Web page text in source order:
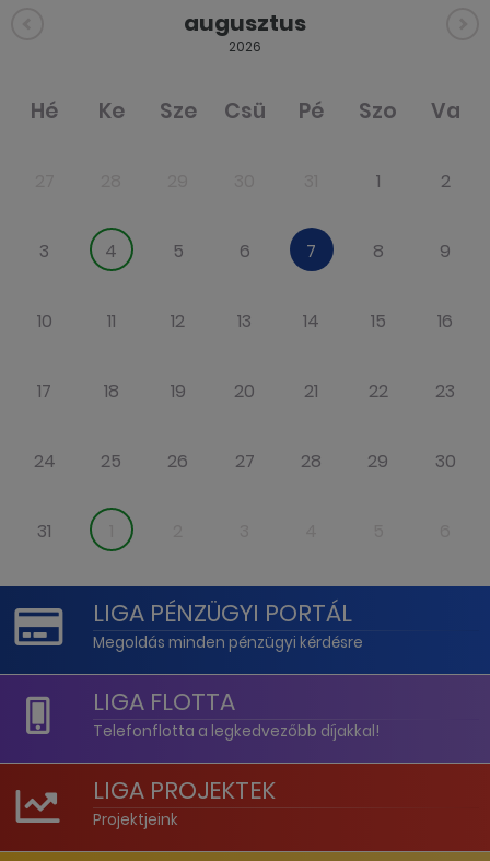
augusztus
2026
Hé Ke Sze Csü Pé Szo Va
1 2
3 4 5 6 7 8 9
10 11 12 13 14 15 16
17 18 19 20 21 22 23
24 25 26 27 28 29 30
31
LIGA PÉNZÜGYI PORTÁL
Megoldás minden pénzügyi kérdésre
LIGA FLOTTA
Telefonflotta a legkedvezőbb díjakkal!
LIGA PROJEKTEK
Projektjeink